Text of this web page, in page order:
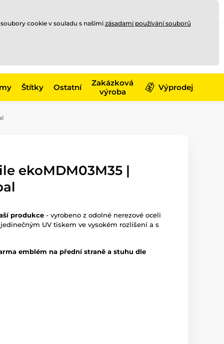
Štítky Ostatní
Zakázková
výroba
Výprodej
ekoMDM03M35 |
produkce - vyrobeno z odolné nerezové oceli
UV tiskem ve vysokém rozlišení a s
emblém na přední straně a stuhu dle
cookie v souladu s našimi zásadami používání souborů